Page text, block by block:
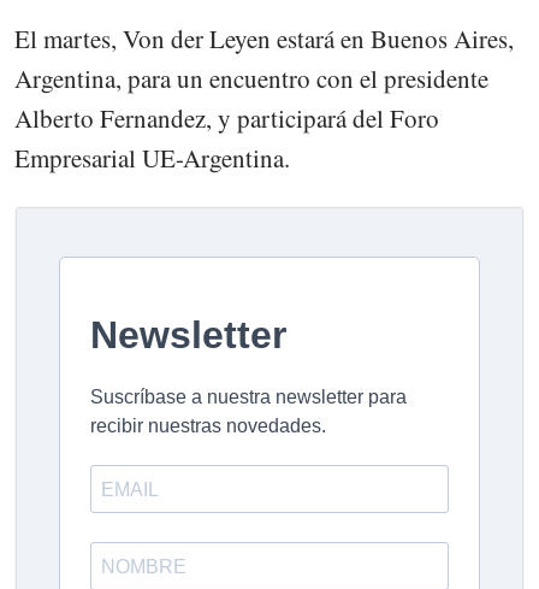
El martes, Von der Leyen estará en Buenos Aires,
Argentina, para un encuentro con el presidente
Alberto Fernandez, y participará del Foro
Empresarial UE-Argentina.